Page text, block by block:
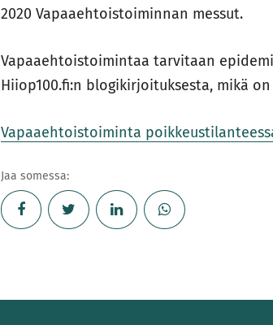
2020 Vapaaehtoistoiminnan messut.
Vapaaehtoistoimintaa tarvitaan
Hiiop100.fi:n blogikirjoituksesta, mikä
Vapaaehtoistoiminta
Jaa somessa: